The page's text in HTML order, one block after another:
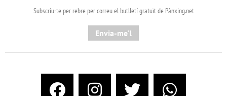
Subscriu-te per rebre per correu el butlletí gratuït de Pànxing.net​
Envia-me'l